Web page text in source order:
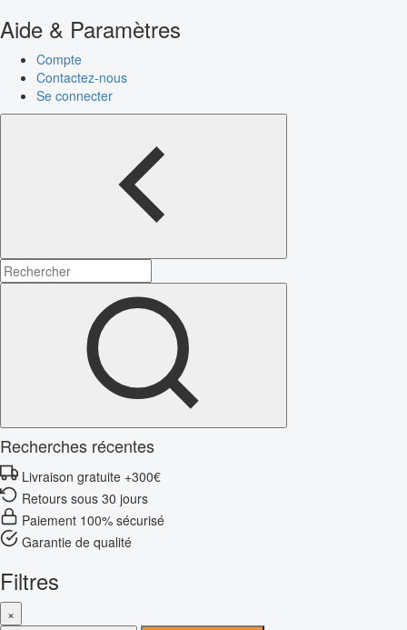
Aide & Paramètres
Compte
Contactez-nous
Se connecter
Recherches récentes
Livraison gratuite +300€
Retours sous 30 jours
Paiement 100% sécurisé
Garantie de qualité
Filtres
×